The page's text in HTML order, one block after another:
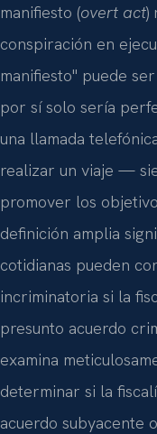
manifiesto (overt act)
conspiración en
manifiesto" puede
por sí solo sería
una llamada
realizar un viaje —
promover los
definición amplia
cotidianas pueden
incriminatoria si la
presunto acuerdo
examina
determinar si la
acuerdo subyacente